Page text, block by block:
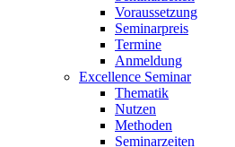
Voraussetzung
Seminarpreis
Termine
Anmeldung
Excellence Seminar
Thematik
Nutzen
Methoden
Seminarzeiten